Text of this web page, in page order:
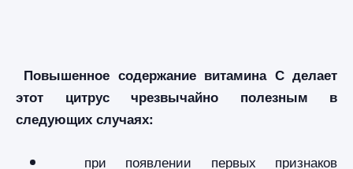
Повышенное содержание витамина С делает
этот цитрус чрезвычайно полезным в
следующих случаях:
при появлении первых признаков